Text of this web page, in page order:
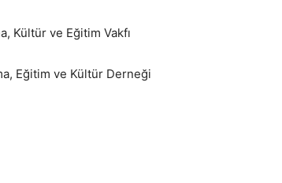
Kültür ve Eğitim Vakfı
Eğitim ve Kültür Derneği